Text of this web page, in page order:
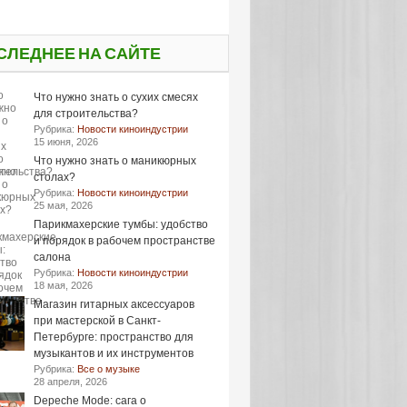
НА САЙТЕ
Что нужно знать о сухих смесях
для строительства?
Рубрика: Новости киноиндустрии
15 июня, 2026
Что нужно знать о маникюрных
столах?
Рубрика: Новости киноиндустрии
25 мая, 2026
Парикмахерские тумбы: удобство
и порядок в рабочем пространстве
салона
Рубрика: Новости киноиндустрии
18 мая, 2026
Магазин гитарных аксессуаров
при мастерской в Санкт-
Петербурге: пространство для
музыкантов и их инструментов
Рубрика: Все о музыке
28 апреля, 2026
Depeche Mode: сага о